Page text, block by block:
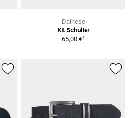
Dainese
Kit Schulter
65,00 €1